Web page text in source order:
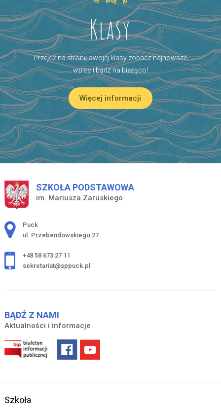
Klasy
Przejdź na stronę swojej klasy zobacz najnowsze
wpisy i bądź na bieżąco!
Więcej informacji
SZKOŁA PODSTAWOWA
im. Mariusza Zaruskiego
Adres pocztowy:
Puck
ul. Przebendowskiego 27
+48 58 673 27 11
sekretariat@sppuck.pl
BĄDŹ Z NAMI
Aktualności i informacje
Szkoła